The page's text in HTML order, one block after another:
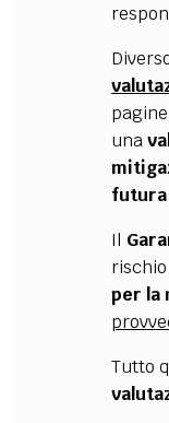
una
futura
Il
per la
Tutto